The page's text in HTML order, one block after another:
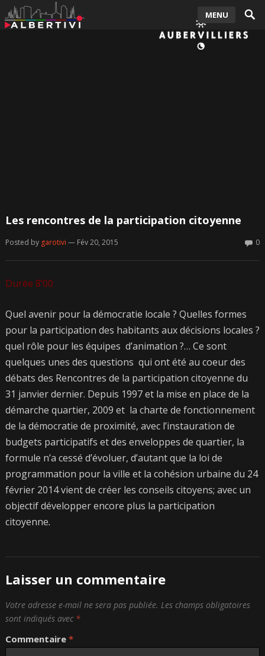
MENU
Les rencontres de la participation citoyenne
Posted by garotivi — Fév 20, 2015 0
Durée 8’00
Quel avenir pour la démocratie locale ? Quelles formes
pour la participation des habitants aux décisions locales ?
quel rôle pour les équipes d’animation ?… Ce sont
quelques unes des questions qui ont été au coeur des
débats des Rencontres de la participation citoyenne du
31 janvier dernier. Depuis 1997 et la mise en place de la
démarche quartier, 2009 et la charte de fonctionnement
de la démocratie de proximité, avec l’instauration de
budgets participatifs et des enveloppes de quartier, la
formule n’a cessé d’évoluer, d’autant que la loi de
programmation pour la ville et la cohésion urbaine du 24
février 2014 vient de créer les conseils citoyens; avec un
objectif développer encore plus la participation
citoyenne.
Laisser un commentaire
Votre adresse e-mail ne sera pas publiée. Les champs obligatoires
sont indiqués avec *
Commentaire *